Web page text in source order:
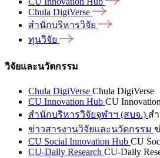
Chula DigiVerse
สำนักบริหารวิจัย
ทุนวิจัย
วิจัยและนวัตกรรม
Chula DigiVerse Chula DigiVerse
CU Innovation Hub CU
สำนักบริหารวิจัยจุฬาฯ (สบจ.) ส
ข่าวสารงานวิจัยและนวัตกรรม
CU Social Innovation Hub CU
CU-Daily Research CU-Daily